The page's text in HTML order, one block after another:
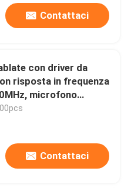
Contattaci
con driver da
risposta in frequenza
microfono
6.0x5mm
Contattaci